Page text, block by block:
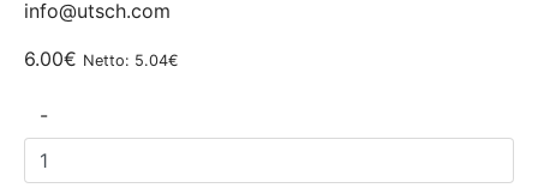
info@utsch.com
6.00€ Netto: 5.04€
-